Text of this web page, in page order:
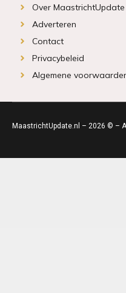
Over MaastrichtUpdate
Adverteren
Contact
Privacybeleid
Algemene
MaastrichtUpdate.nl – 2026 © –